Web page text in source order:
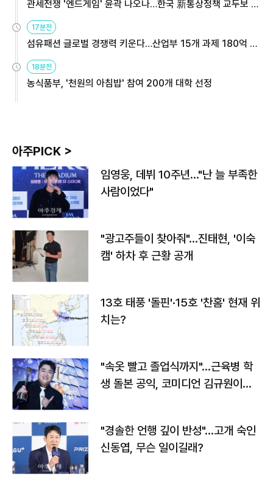
관세전쟁 '엔드게임' 윤곽 나오나…한국 新통상정책 교두보 활
용해야
17분전
섬유패션 글로벌 경쟁력 키운다…산업부 15개 과제 180억 지
원
18분전
농식품부, '천원의 아침밥' 참여 200개 대학 선정
아주PICK >
임영웅, 데뷔 10주년…"난 늘 부족한
사람이었다"
"광고주들이 찾아줘"…진태현, '이숙
캠' 하차 후 근황 공개
13호 태풍 '돌핀'·15호 '찬홈' 현재 위
치는?
"속옷 빨고 졸업식까지"…근육병 학
생 돌본 공익, 코미디언 김규원이었
"경솔한 언행 깊이 반성"…고개 숙인
신동엽, 무슨 일이길래?